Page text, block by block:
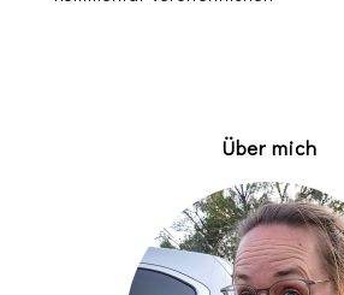
Über mich